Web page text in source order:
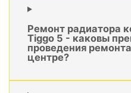
Ремонт радиатора
Tiggo 5 - каковы
проведения
центре?